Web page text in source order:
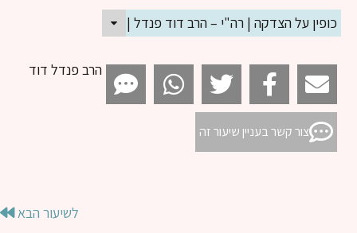
כופין על הצדקה | רה"י – הרב דוד פנדל | סוגיות בעיון
הרב פנדל דוד
צור קשר בעניין שיעור זה
לשיעור הבא